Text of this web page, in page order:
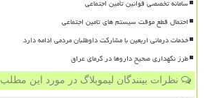
سامانه تخصصی قوانین تأمین اجتماعی
احتمال قطع موقت سیستم های تامین اجتماعی
خدمات درمانی اربعین با مشارکت داوطلبان مردمی ادامه دارد
طرز نگهداری صحیح داروها در گرمای عراق
نظرات بینندگان لیموبلاگ در مورد این مطلب